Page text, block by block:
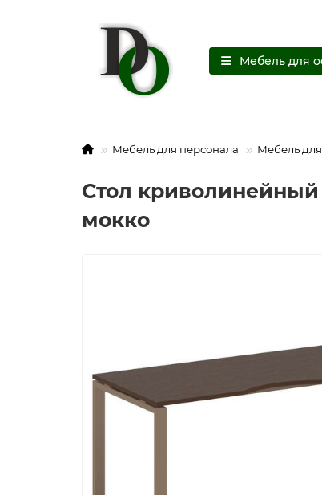
Мебель для
Мебель для персонала Мебель
Стол
мокко